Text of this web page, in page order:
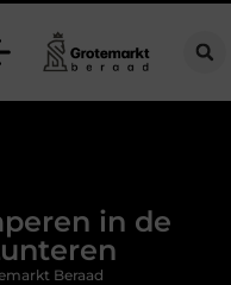
voor een rijschool in
in de
Beraad